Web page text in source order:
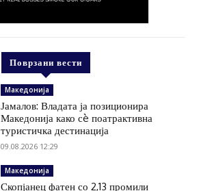
Поврзани вести
Македонија
Јамалов: Владата ја позиционира
Македонија како сè поатрактивна
туристичка дестинација
09.08.2026 12:29
Македонија
Скопјанец фатен со 2,13 промили